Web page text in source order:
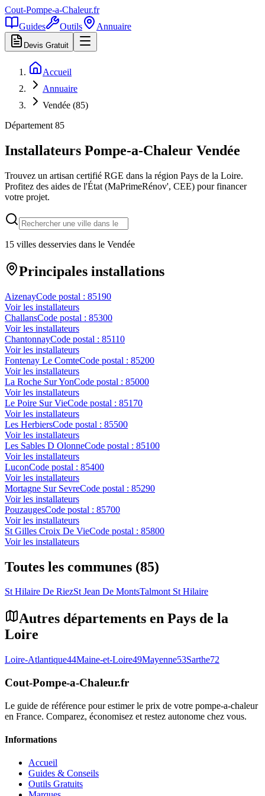
Cout-Pompe-a-Chaleur.fr
Guides
Outils Annuaire
Devis Gratuit
Accueil
Annuaire
Vendée (85)
Département 85
Installateurs Pompe-a-Chaleur Vendée
Trouvez un artisan certifié RGE dans la région Pays de la Loire.
Profitez des aides de l'État (MaPrimeRénov', CEE) pour financer
votre projet.
15 villes desservies dans le Vendée
Principales installations
AizenayCode postal : 85190
Voir les installateurs
ChallansCode postal : 85300
Voir les installateurs
ChantonnayCode postal : 85110
Voir les installateurs
Fontenay Le ComteCode postal : 85200
Voir les installateurs
La Roche Sur YonCode postal : 85000
Voir les installateurs
Le Poire Sur VieCode postal : 85170
Voir les installateurs
Les HerbiersCode postal : 85500
Voir les installateurs
Les Sables D OlonneCode postal : 85100
Voir les installateurs
LuconCode postal : 85400
Voir les installateurs
Mortagne Sur SevreCode postal : 85290
Voir les installateurs
PouzaugesCode postal : 85700
Voir les installateurs
St Gilles Croix De VieCode postal : 85800
Voir les installateurs
Toutes les communes (85)
St Hilaire De RiezSt Jean De MontsTalmont St Hilaire
Autres départements en Pays de la
Loire
Loire-Atlantique44Maine-et-Loire49Mayenne53Sarthe72
Cout-Pompe-a-Chaleur.fr
Le guide de référence pour estimer le prix de votre pompe-a-chaleur
en France. Comparez, économisez et restez autonome chez vous.
Informations
Accueil
Guides & Conseils
Outils Gratuits